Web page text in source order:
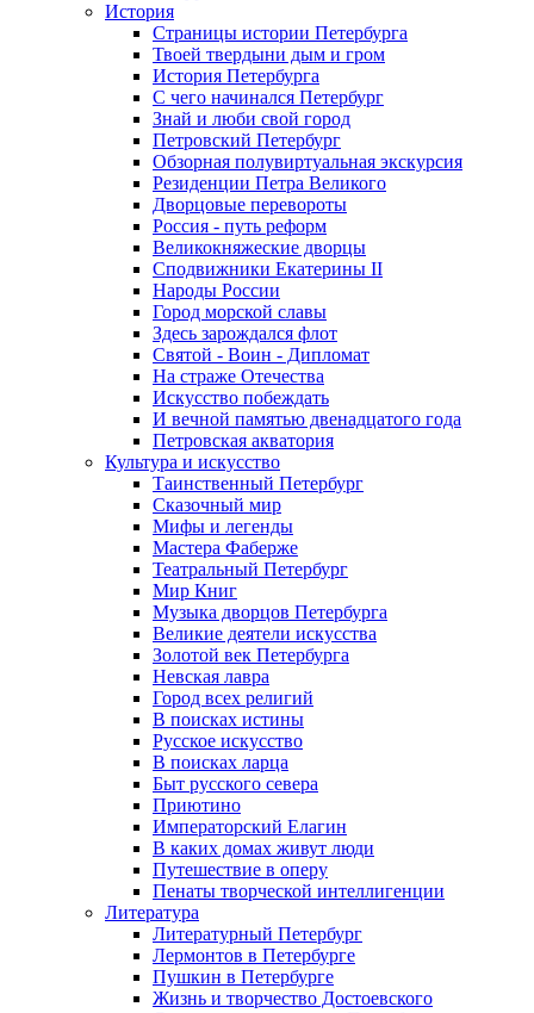
История
Страницы истории Петербурга
Твоей твердыни дым и гром
История Петербурга
С чего начинался Петербург
Знай и люби свой город
Петровский Петербург
Обзорная полувиртуальная экскурсия
Резиденции Петра Великого
Дворцовые перевороты
Россия - путь реформ
Великокняжеские дворцы
Сподвижники Екатерины II
Народы России
Город морской славы
Здесь зарождался флот
Святой - Воин - Дипломат
На страже Отечества
Искусство побеждать
И вечной памятью двенадцатого года
Петровская акватория
Культура и искусство
Таинственный Петербург
Сказочный мир
Мифы и легенды
Мастера Фаберже
Театральный Петербург
Мир Книг
Музыка дворцов Петербурга
Великие деятели искусства
Золотой век Петербурга
Невская лавра
Город всех религий
В поисках истины
Русское искусство
В поисках ларца
Быт русского севера
Приютино
Императорский Елагин
В каких домах живут люди
Путешествие в оперу
Пенаты творческой интеллигенции
Литература
Литературный Петербург
Лермонтов в Петербурге
Пушкин в Петербурге
Жизнь и творчество Достоевского